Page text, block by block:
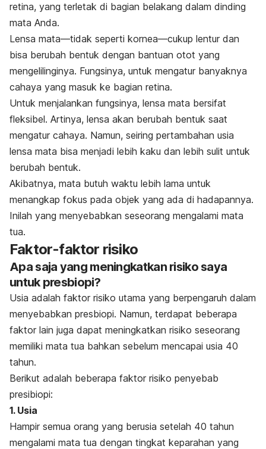
retina, yang terletak di bagian belakang dalam dinding
mata Anda.
Lensa mata—tidak seperti kornea—cukup lentur dan
bisa berubah bentuk dengan bantuan otot yang
mengelilinginya. Fungsinya, untuk mengatur banyaknya
cahaya yang masuk ke bagian retina.
Untuk menjalankan fungsinya, lensa mata bersifat
fleksibel. Artinya, lensa akan berubah bentuk saat
mengatur cahaya. Namun, seiring pertambahan usia
lensa mata bisa menjadi lebih kaku dan lebih sulit untuk
berubah bentuk.
Akibatnya, mata butuh waktu lebih lama untuk
menangkap fokus pada objek yang ada di hadapannya.
Inilah yang menyebabkan seseorang mengalami mata
tua.
Faktor-faktor risiko
Apa saja yang meningkatkan risiko saya
untuk presbiopi?
Usia adalah faktor risiko utama yang berpengaruh dalam
menyebabkan presbiopi. Namun, terdapat beberapa
faktor lain juga dapat meningkatkan risiko seseorang
memiliki mata tua bahkan sebelum mencapai usia 40
tahun.
Berikut adalah beberapa faktor risiko penyebab
presibiopi:
1. Usia
Hampir semua orang yang berusia setelah 40 tahun
mengalami mata tua dengan tingkat keparahan yang